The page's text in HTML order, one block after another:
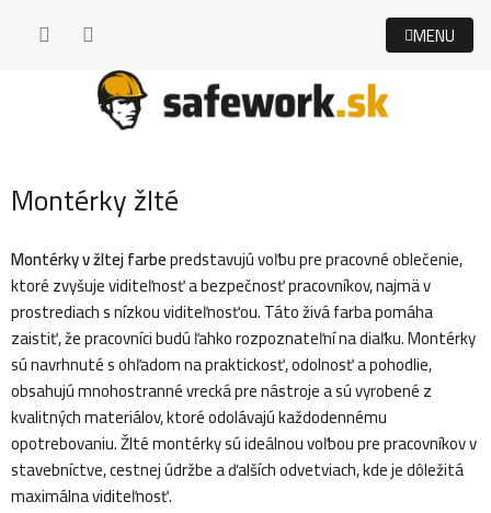
Montérky žlté
Montérky v žltej farbepredstavujú voľbu pre pracovné oblečenie,
ktoré zvyšuje viditeľnosť a bezpečnosť pracovníkov, najmä v
prostrediach s nízkou viditeľnosťou. Táto živá farba pomáha
zaistiť, že pracovníci budú ľahko rozpoznateľní na diaľku. Montérky
sú navrhnuté s ohľadom na praktickosť, odolnosť a pohodlie,
obsahujú mnohostranné vrecká pre nástroje a sú vyrobené z
kvalitných materiálov, ktoré odolávajú každodennému
opotrebovaniu. Žlté montérky sú ideálnou voľbou pre pracovníkov v
stavebníctve, cestnej údržbe a ďalších odvetviach, kde je dôležitá
maximálna viditeľnosť.